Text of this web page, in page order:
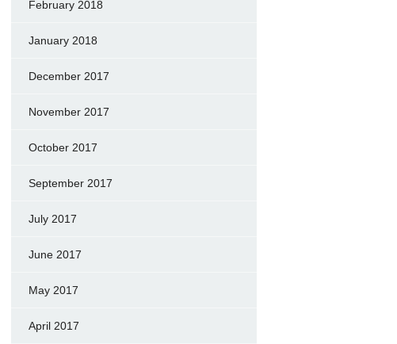
February 2018
January 2018
December 2017
November 2017
October 2017
September 2017
July 2017
June 2017
May 2017
April 2017